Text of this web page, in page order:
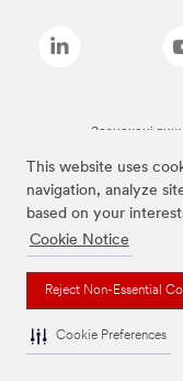
This website uses
navigation, analyze
based on your
Cookie Notice
Reject Non-Essential
Cookie Preferences
Зазначені